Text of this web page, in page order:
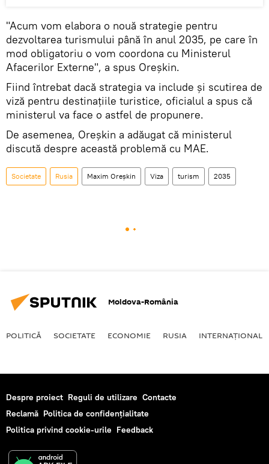
"Acum vom elabora o nouă strategie pentru
dezvoltarea turismului până în anul 2035, pe care în
mod obligatoriu o vom coordona cu Ministerul
Afacerilor Externe", a spus Oreșkin.
Fiind întrebat dacă strategia va include și scutirea de
viză pentru destinațiile turistice, oficialul a spus că
ministerul va face o astfel de propunere.
De asemenea, Oreșkin a adăugat că ministerul
discută despre această problemă cu MAE.
Societate Rusia Maxim Oreșkin Viza turism 2035
Moldova-România
POLITICĂ SOCIETATE ECONOMIE RUSIA INTERNAŢIONAL
Despre proiect Reguli de utilizare Contacte
Reclamă Politica de confidențialitate
Politica privind cookie-urile Feedback